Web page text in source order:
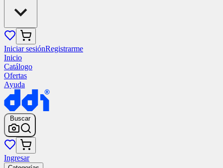
Iniciar sesiónRegistrarme
Inicio
Catálogo
Ofertas
Ayuda
Buscar
Ingresar